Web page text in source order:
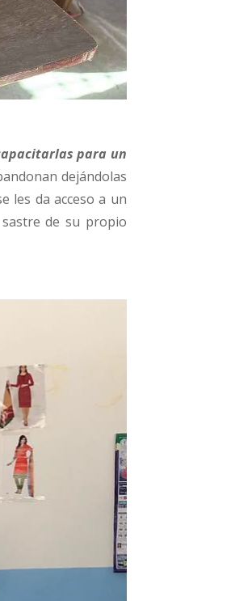
para un
dejándolas
les da acceso a un
de su propio